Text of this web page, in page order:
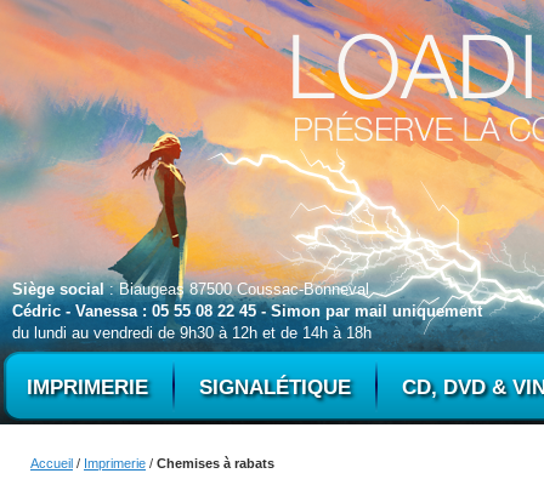
Siège social: Biaugeas 87500 Coussac-Bonneval
Cédric - Vanessa : 05 55 08 22 45 - Simon par mail uniquement
du lundi au vendredi de 9h30 à 12h et de 14h à 18h
IMPRIMERIE SIGNALÉTIQUE CD, DVD &
Accueil / Imprimerie / Chemises à rabats